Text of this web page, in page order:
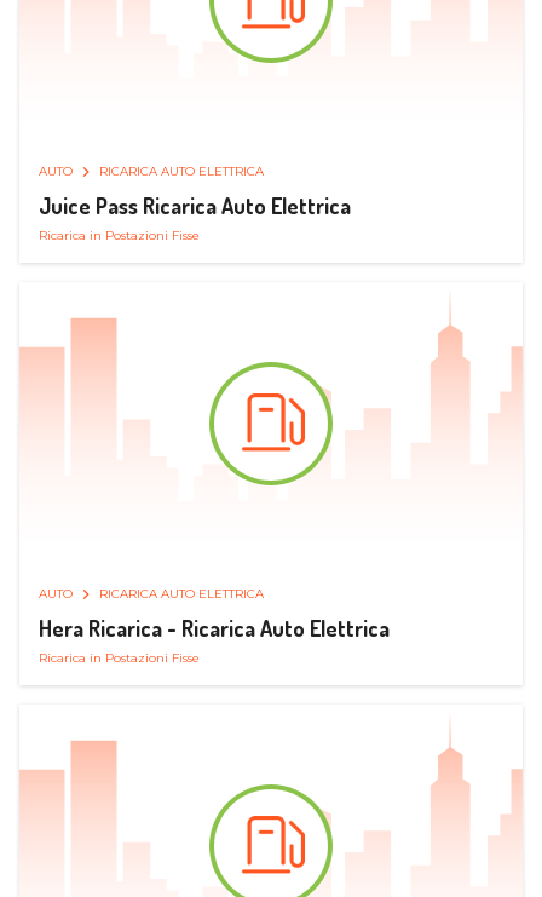
AUTO RICARICA AUTO ELETTRICA
Juice Pass Ricarica Auto Elettrica
Ricarica in Postazioni Fisse
AUTO RICARICA AUTO ELETTRICA
Hera Ricarica - Ricarica Auto Elettrica
Ricarica in Postazioni Fisse